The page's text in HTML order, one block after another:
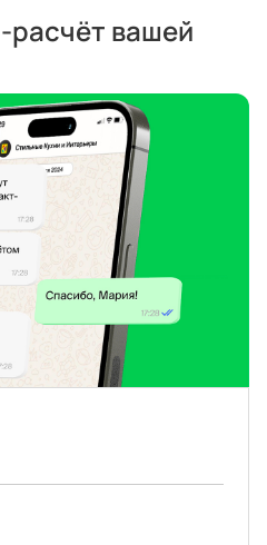
вашей